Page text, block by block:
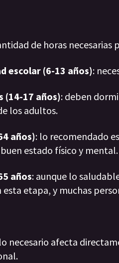
de horas necesarias
escolar (6-13 años):
(14-17 años): deben
los adultos.
años): lo recomendado
estado físico y mental.
años: aunque lo
etapa, y muchas
necesario afecta